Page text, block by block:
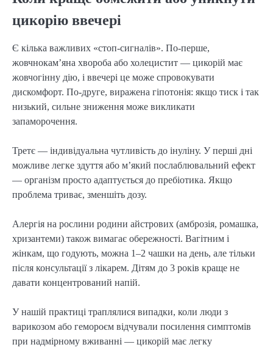
цикорію ввечері
Є кілька важливих «стоп-сигналів». По-перше,
жовчнокам’яна хвороба або холецистит — цикорій має
жовчогінну дію, і ввечері це може спровокувати
дискомфорт. По-друге, виражена гіпотонія: якщо тиск і так
низький, сильне зниження може викликати
запаморочення.
Третє — індивідуальна чутливість до інуліну. У перші дні
можливе легке здуття або м’який послаблювальний ефект
— організм просто адаптується до пребіотика. Якщо
проблема триває, зменшіть дозу.
Алергія на рослини родини айстрових (амброзія, ромашка,
хризантеми) також вимагає обережності. Вагітним і
жінкам, що годують, можна 1–2 чашки на день, але тільки
після консультації з лікарем. Дітям до 3 років краще не
давати концентрований напій.
У нашій практиці траплялися випадки, коли люди з
варикозом або гемороєм відчували посилення симптомів
при надмірному вживанні — цикорій має легку